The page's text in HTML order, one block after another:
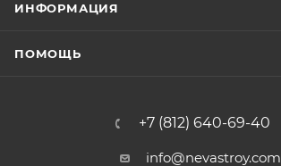
ИНФОРМАЦИЯ
ПОМОЩЬ
+7 (812) 640-69-40
info@nevastroy.com